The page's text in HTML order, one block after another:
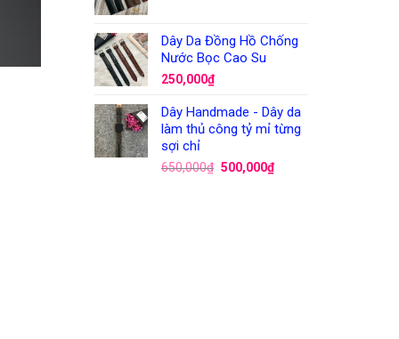
Dây Da Đồng Hồ Chống
Nước Bọc Cao Su
250,000₫
Dây Handmade - Dây da
làm thủ công tỷ mỉ từng
sợi chỉ
650,000₫ 500,000₫